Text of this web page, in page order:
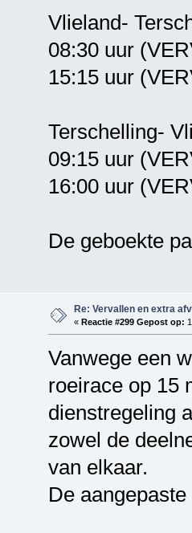
Vlieland-
08:30 uur
15:15 uur
09:15 uur
16:00 uur
De geboekte
Re: Vervallen en extra
« Reactie #299 Gepost op:
Vanwege een
roeirace op 15
dienstregeling
zowel de
van elkaar.
De